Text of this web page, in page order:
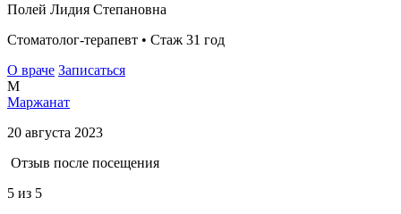
Полей Лидия Степановна
Стоматолог-терапевт • Стаж 31 год
О враче Записаться
М
Маржанат
20 августа 2023
Отзыв после посещения
5 из 5